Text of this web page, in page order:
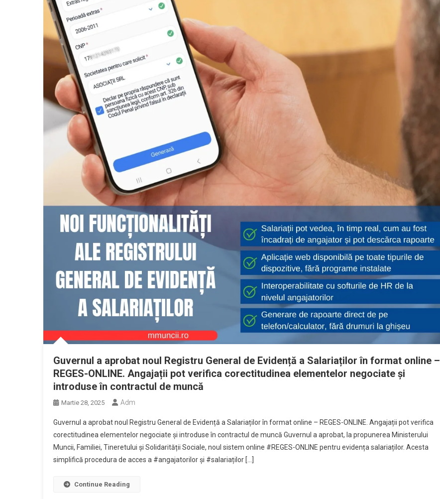
Guvernul a aprobat noul Registru General de Evidență a Salariaților în format online –
REGES-ONLINE. Angajații pot verifica corectitudinea elementelor negociate și
introduse în contractul de muncă
Martie 28, 2025 Adm
Guvernul a aprobat noul Registru General de Evidență a Salariaților în format online – REGES-ONLINE. Angajații pot verifica
corectitudinea elementelor negociate și introduse în contractul de muncă Guvernul a aprobat, la propunerea Ministerului
Muncii, Familiei, Tineretului și Solidarității Sociale, noul sistem online #REGES-ONLINE pentru evidența salariaților. Acesta
simplifică procedura de acces a #angajatorilor și #salariaților […]
Continue Reading